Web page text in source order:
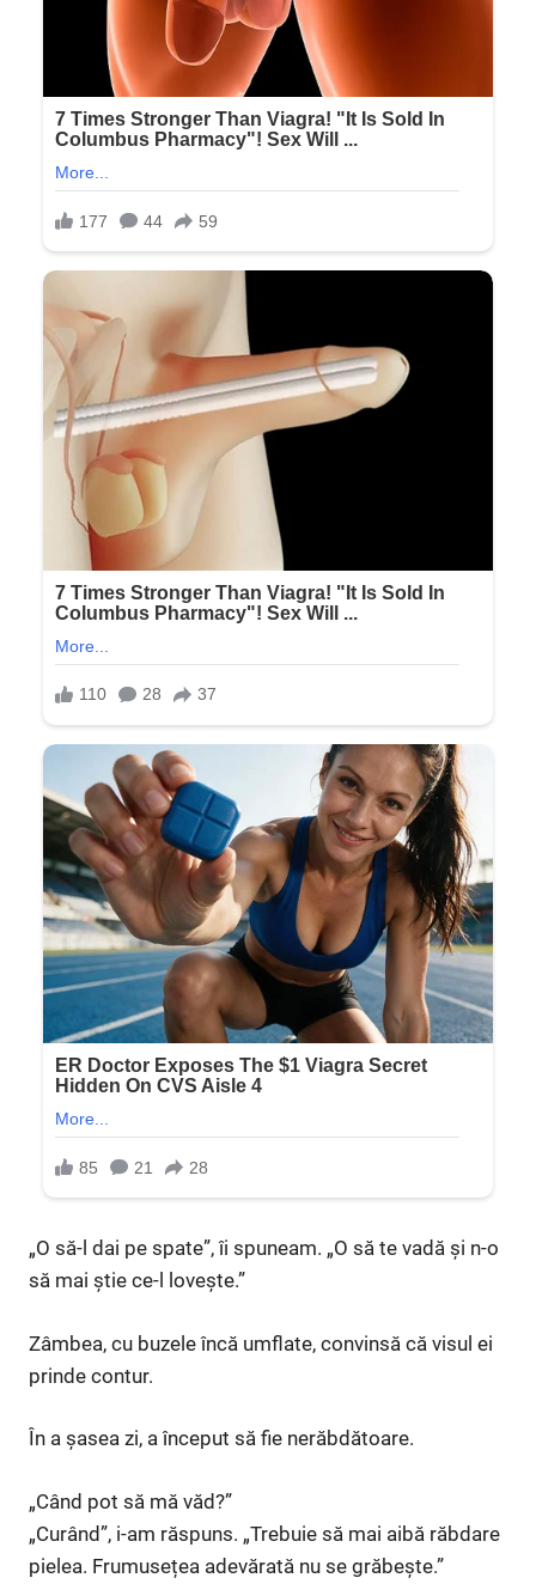
„O să-l dai pe spate”, îi spuneam. „O să te vadă și n-o
să mai știe ce-l lovește.”
Zâmbea, cu buzele încă umflate, convinsă că visul ei
prinde contur.
În a șasea zi, a început să fie nerăbdătoare.
„Când pot să mă văd?”
„Curând”, i-am răspuns. „Trebuie să mai aibă răbdare
pielea. Frumusețea adevărată nu se grăbește.”